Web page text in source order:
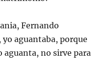
Fernando
aguantaba, porque
aguanta, no sirve para